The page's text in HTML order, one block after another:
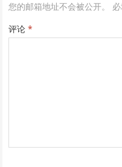
您的邮箱地址不会被公开。
评论*